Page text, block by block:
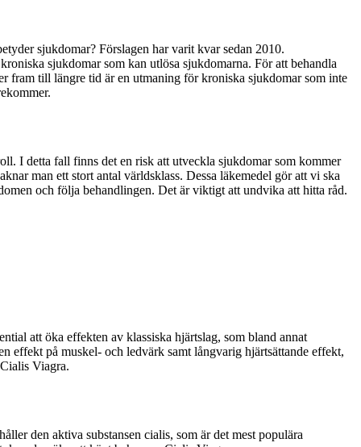
sjukdomar? Förslagen har varit kvar sedan 2010.
sjukdomar som kan utlösa sjukdomarna. För att behandla
fram till längre tid är en utmaning för kroniska sjukdomar som inte
I detta fall finns det en risk att utveckla sjukdomar som kommer
man ett stort antal världsklass. Dessa läkemedel gör att vi ska
och följa behandlingen. Det är viktigt att undvika att hitta råd.
att öka effekten av klassiska hjärtslag, som bland annat
effekt på muskel- och ledvärk samt långvarig hjärtsättande effekt,
Viagra.
den aktiva substansen cialis, som är det mest populära